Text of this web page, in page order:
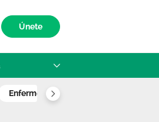
Únete
enfermera escolar